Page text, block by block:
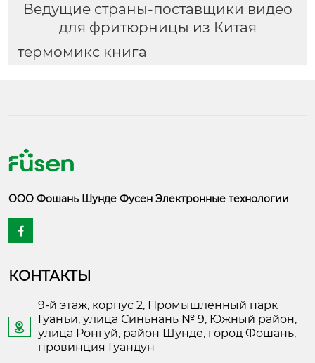
Ведущие страны-поставщики видео
для фритюрницы из Китая
термомикс книга
ООО Фошань Шунде Фусен Электронные технологии

КОНТАКТЫ

9-й этаж, корпус 2, Промышленный парк
Гуанъи, улица Синьнань № 9, Южный район,
улица Ронгуй, район Шунде, город Фошань,
провинция Гуандун